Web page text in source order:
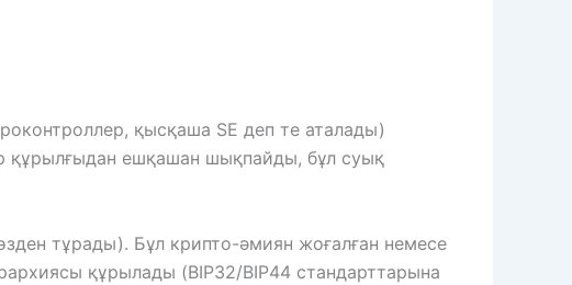
қысқаша SE деп те аталады)
құрылғыдан ешқашан шықпайды, бұл суық
тұрады). Бұл крипто-әмиян жоғалған немесе
құрылады (BIP32/BIP44 стандарттарына